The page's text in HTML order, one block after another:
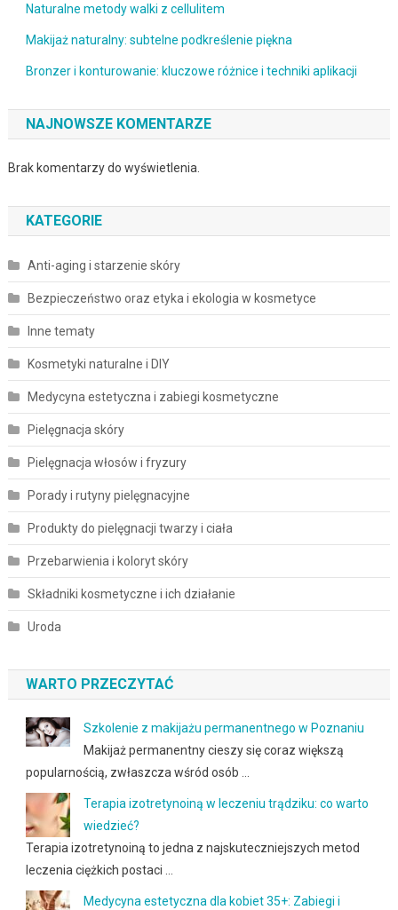
Naturalne metody walki z cellulitem
Makijaż naturalny: subtelne podkreślenie piękna
Bronzer i konturowanie: kluczowe różnice i techniki aplikacji
NAJNOWSZE KOMENTARZE
Brak komentarzy do wyświetlenia.
KATEGORIE
Anti-aging i starzenie skóry
Bezpieczeństwo oraz etyka i ekologia w kosmetyce
Inne tematy
Kosmetyki naturalne i DIY
Medycyna estetyczna i zabiegi kosmetyczne
Pielęgnacja skóry
Pielęgnacja włosów i fryzury
Porady i rutyny pielęgnacyjne
Produkty do pielęgnacji twarzy i ciała
Przebarwienia i koloryt skóry
Składniki kosmetyczne i ich działanie
Uroda
WARTO PRZECZYTAĆ
Szkolenie z makijażu permanentnego w Poznaniu
Makijaż permanentny cieszy się coraz większą
popularnością, zwłaszcza wśród osób …
Terapia izotretynoiną w leczeniu trądziku: co warto
wiedzieć?
Terapia izotretynoiną to jedna z najskuteczniejszych metod
leczenia ciężkich postaci …
Medycyna estetyczna dla kobiet 35+: Zabiegi i